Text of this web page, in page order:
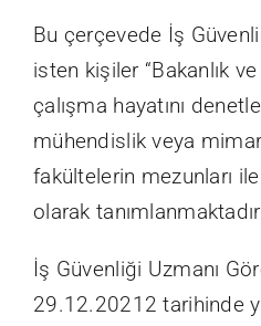
Bu çerçevede İş
isten kişiler “Bakanlık
çalışma hayatını
mühendislik veya
fakültelerin mezunları
olarak
İş Güvenliği Uzmanı
29.12.20212 tarihinde